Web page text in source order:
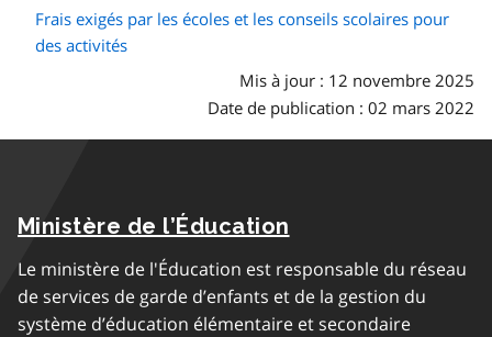
Frais exigés par les écoles et les conseils scolaires pour
des activités
Mis à jour : 12 novembre 2025
Date de publication : 02 mars 2022
Ministère de l’Éducation
Le ministère de l'Éducation est responsable du réseau
de services de garde d’enfants et de la gestion du
système d’éducation élémentaire et secondaire